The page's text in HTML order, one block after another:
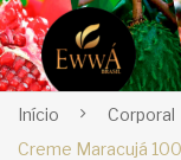
Início Corporal
Creme Maracujá